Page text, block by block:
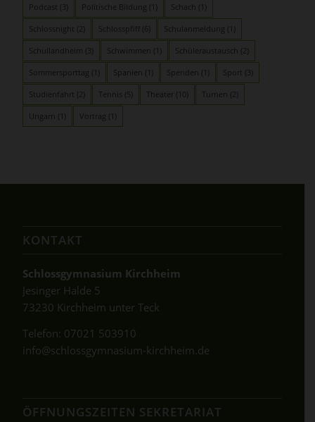
Podcast (3) Politische Bildung (1) Schach (1)
Schlossnight Schlosspfiff Schulanmeldung (1)
Schullandheim (3) Schwimmen (1) Schüleraustausch
Sommersporttag (1) Spanien (1) Spenden (1) Sport (3)
Studienfahrt Tennis Theater (10) Turnen
Ungarn (1) Vortrag (1)
KONTAKT
Schlossgymnasium Kirchheim
Jesinger Halde 5
73230 Kirchheim unter Teck
Telefon: 07021 503910
info@schlossgymnasium-kirchheim.de
ÖFFNUNGSZEITEN SEKRETARIAT